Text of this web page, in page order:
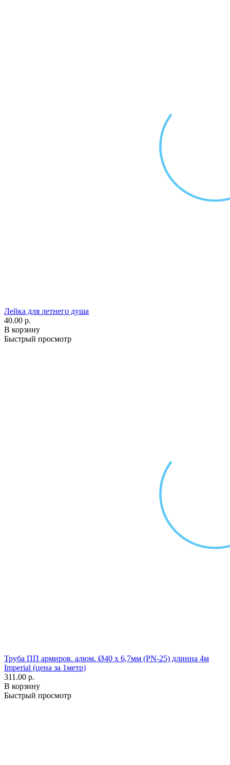
Лейка для летнего душа
40.00 р.
В корзину
Быстрый просмотр
Труба ПП армиров. алюм. Ø40 х 6,7мм (PN-25) длинна 4м
Imperial (цена за 1метр)
311.00 р.
В корзину
Быстрый просмотр